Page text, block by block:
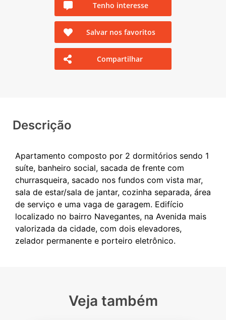
Tenho interesse
Salvar nos favoritos
Compartilhar
Descrição
Apartamento composto por 2 dormitórios sendo 1
suíte, banheiro social, sacada de frente com
churrasqueira, sacado nos fundos com vista mar,
sala de estar/sala de jantar, cozinha separada, área
de serviço e uma vaga de garagem. Edifício
localizado no bairro Navegantes, na Avenida mais
valorizada da cidade, com dois elevadores,
Veja também